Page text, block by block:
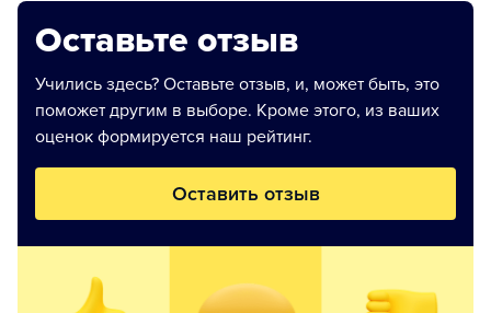
Оставьте отзыв
Учились здесь? Оставьте отзыв, и, может быть, это
поможет другим в выборе. Кроме этого, из ваших
оценок формируется наш рейтинг.
Оставить отзыв